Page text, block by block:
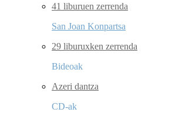
41 liburuen zerrenda
San Joan Konpartsa
29 liburuxken zerrenda
Bideoak
Azeri dantza
CD-ak